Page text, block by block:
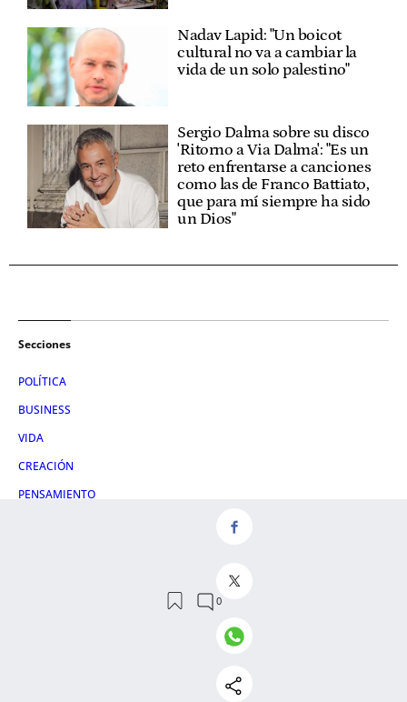
Nadav Lapid: "Un boicot
cultural no va a cambiar la
vida de un solo palestino"
Sergio Dalma sobre su disco
'Ritorno a Via Dalma': "Es un
reto enfrentarse a canciones
como las de Franco Battiato,
que para mí siempre ha sido
un Dios"
Secciones
POLÍTICA
BUSINESS
VIDA
CREACIÓN
PENSAMIENTO